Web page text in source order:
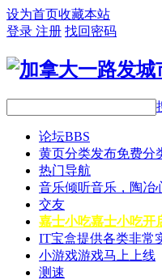
设为首页收藏本站
登录 注册 找回密码
论坛BBS
黄页分类发布免费分
热门导航
音乐倾听音乐，陶冶
交友
嘉士小吃嘉士小吃开
IT宝盒提供各类非常
小游戏游戏马上上线
测速